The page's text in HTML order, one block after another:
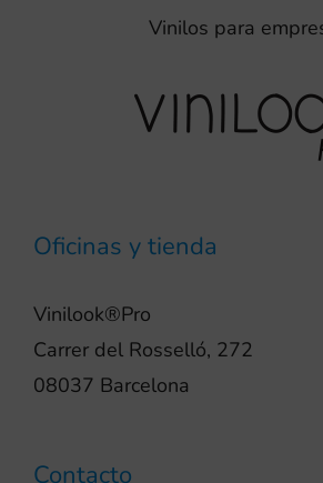
Vinilos para
Oficinas y tienda
Vinilook®Pro
Carrer del Rosselló, 272
08037 Barcelona
Contacto